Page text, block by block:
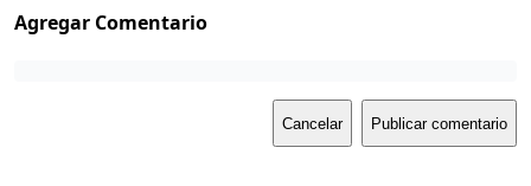
Agregar Comentario
Cancelar Publicar comentario